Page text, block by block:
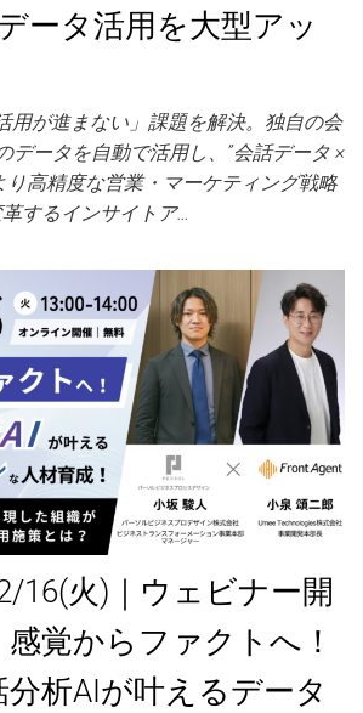
ータ活用を大型アッ
用が進まない」課題を解決。独自の会
データを自動で活用し、”会話データ ×
り高精度な営業・マーケティング戦略
するインサイトア…
16(火)｜ウェビナー開
感覚からファクトへ！
分析AIが叶えるデータ